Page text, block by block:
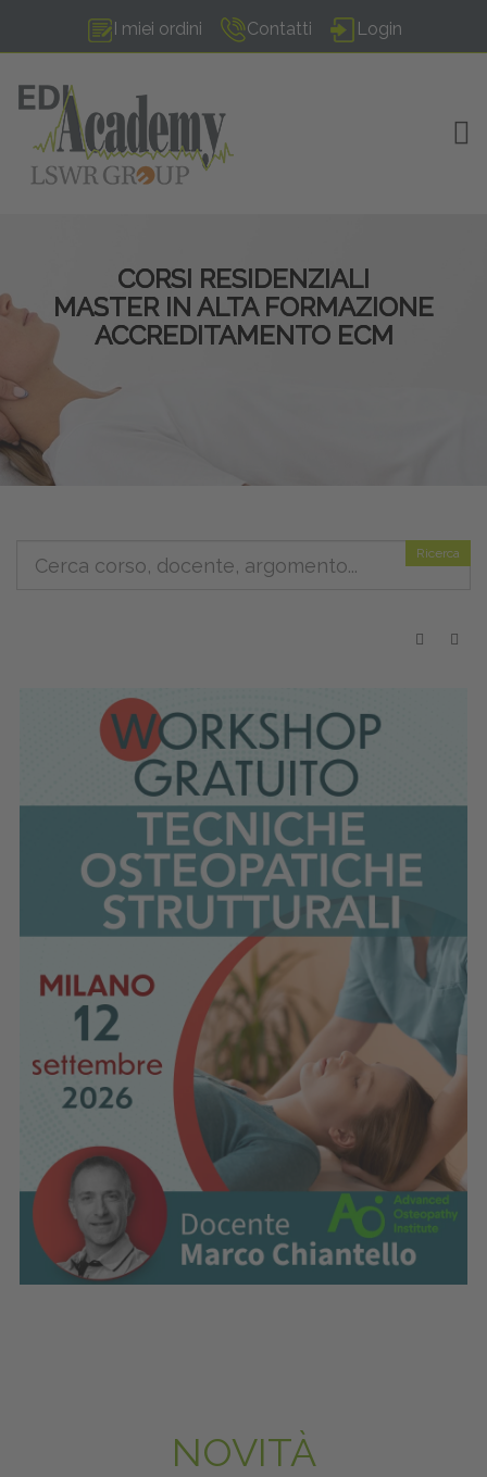
I miei ordini Contatti Login
CORSI RESIDENZIALI
MASTER IN ALTA FORMAZIONE
ACCREDITAMENTO ECM
Ricerca
NOVITÀ